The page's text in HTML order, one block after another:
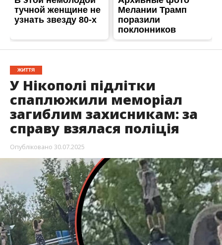
Опубліковано30.07.2025
У самому серці Нікополя група неповнолітніх
зневажила пам’ять загиблих героїв. Вони
влаштувавши наругу над меморіалом
«Захиснику України». Подія викликала хвилю
обурення в місті.
Реакція владине забарилася — справою вже
займаються правоохоронці, передаєІнформатор